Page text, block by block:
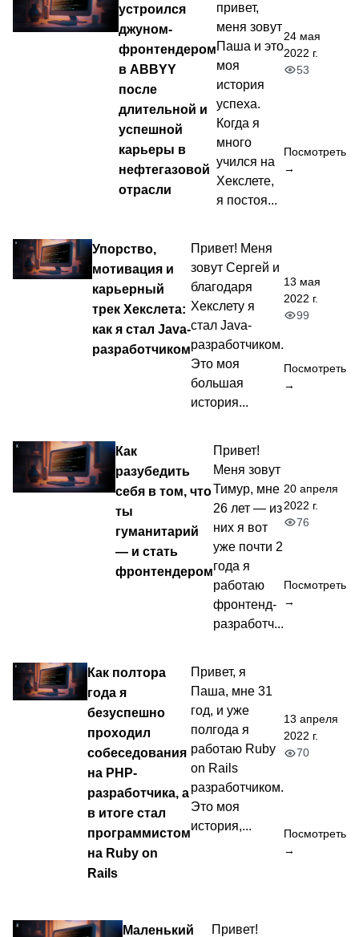
устроился
джуном-
фронтендером
в ABBYY
после
длительной и
успешной
карьеры в
нефтегазовой
отрасли
привет,
меня зовут
Паша и это
моя
история
успеха.
Когда я
много
учился на
Хекслете,
я постоя...
24 мая
2022 г.
53
Посмотреть
→
Упорство,
мотивация и
карьерный
трек Хекслета:
как я стал Java-
разработчиком
Привет! Меня
зовут Сергей и
благодаря
Хекслету я
стал Java-
разработчиком.
Это моя
большая
история...
13 мая
2022 г.
99
Посмотреть
→
Как
разубедить
себя в том, что
ты
гуманитарий
— и стать
фронтендером
Привет!
Меня зовут
Тимур, мне
26 лет — из
них я вот
уже почти 2
года я
работаю
фронтенд-
разработч...
20 апреля
2022 г.
76
Посмотреть
→
Как полтора
года я
безуспешно
проходил
собеседования
на PHP-
разработчика, а
в итоге стал
программистом
на Ruby on
Rails
Привет, я
Паша, мне 31
год, и уже
полгода я
работаю Ruby
on Rails
разработчиком.
Это моя
история,...
13 апреля
2022 г.
70
Посмотреть
→
Маленький Привет!